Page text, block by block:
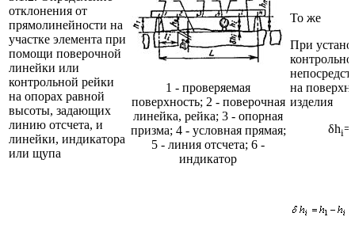
отклонения от
прямолинейности на
участке элемента при
помощи поверочной
линейки или
контрольной рейки
на опорах равной
высоты, задающих
линию отсчета, и
линейки, индикатора
или щупа
1 - проверяемая
поверхность; 2 - поверочная
линейка, рейка; 3 - опорная
призма; 4 - условная прямая;
5 - линия отсчета; 6 -
индикатор
То же
При
на
изделия
δhi